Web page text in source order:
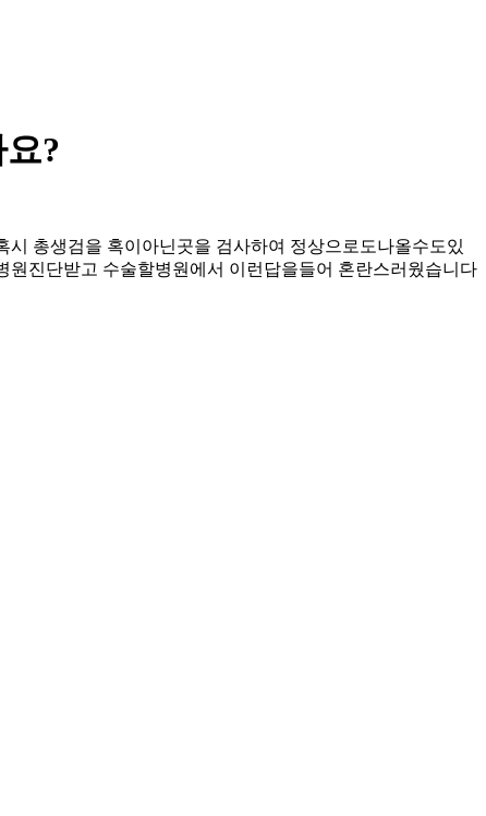
?
총생검을 혹이아닌곳을 검사하여 정상으로도나올수도있
진단받고 수술할병원에서 이런답을들어 혼란스러웠습니다